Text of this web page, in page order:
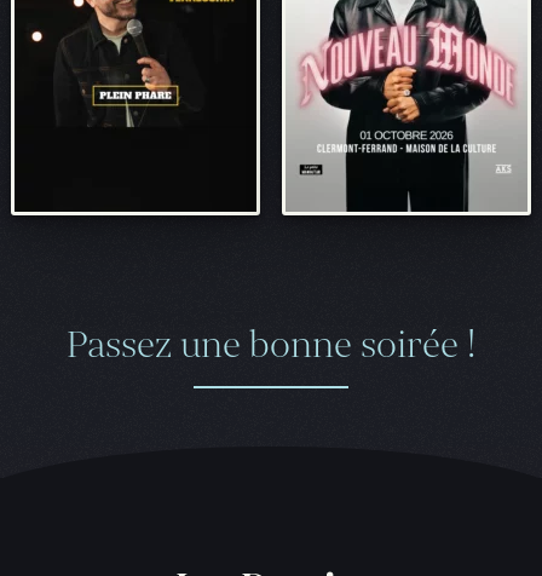
Passez une bonne soirée !